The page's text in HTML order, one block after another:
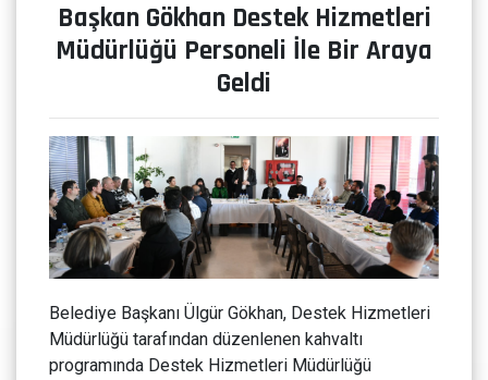
Başkan Gökhan Destek Hizmetleri
Müdürlüğü Personeli İle Bir Araya
Geldi
Belediye Başkanı Ülgür Gökhan, Destek Hizmetleri
Müdürlüğü tarafından düzenlenen kahvaltı
programında Destek Hizmetleri Müdürlüğü